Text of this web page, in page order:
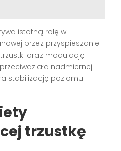
istotną rolę w
przez przyspieszanie
oraz modulację
nadmiernej
stabilizację poziomu
trzustkę